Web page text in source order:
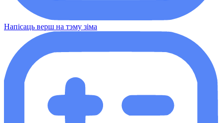
Напісаць верш на тэму зіма